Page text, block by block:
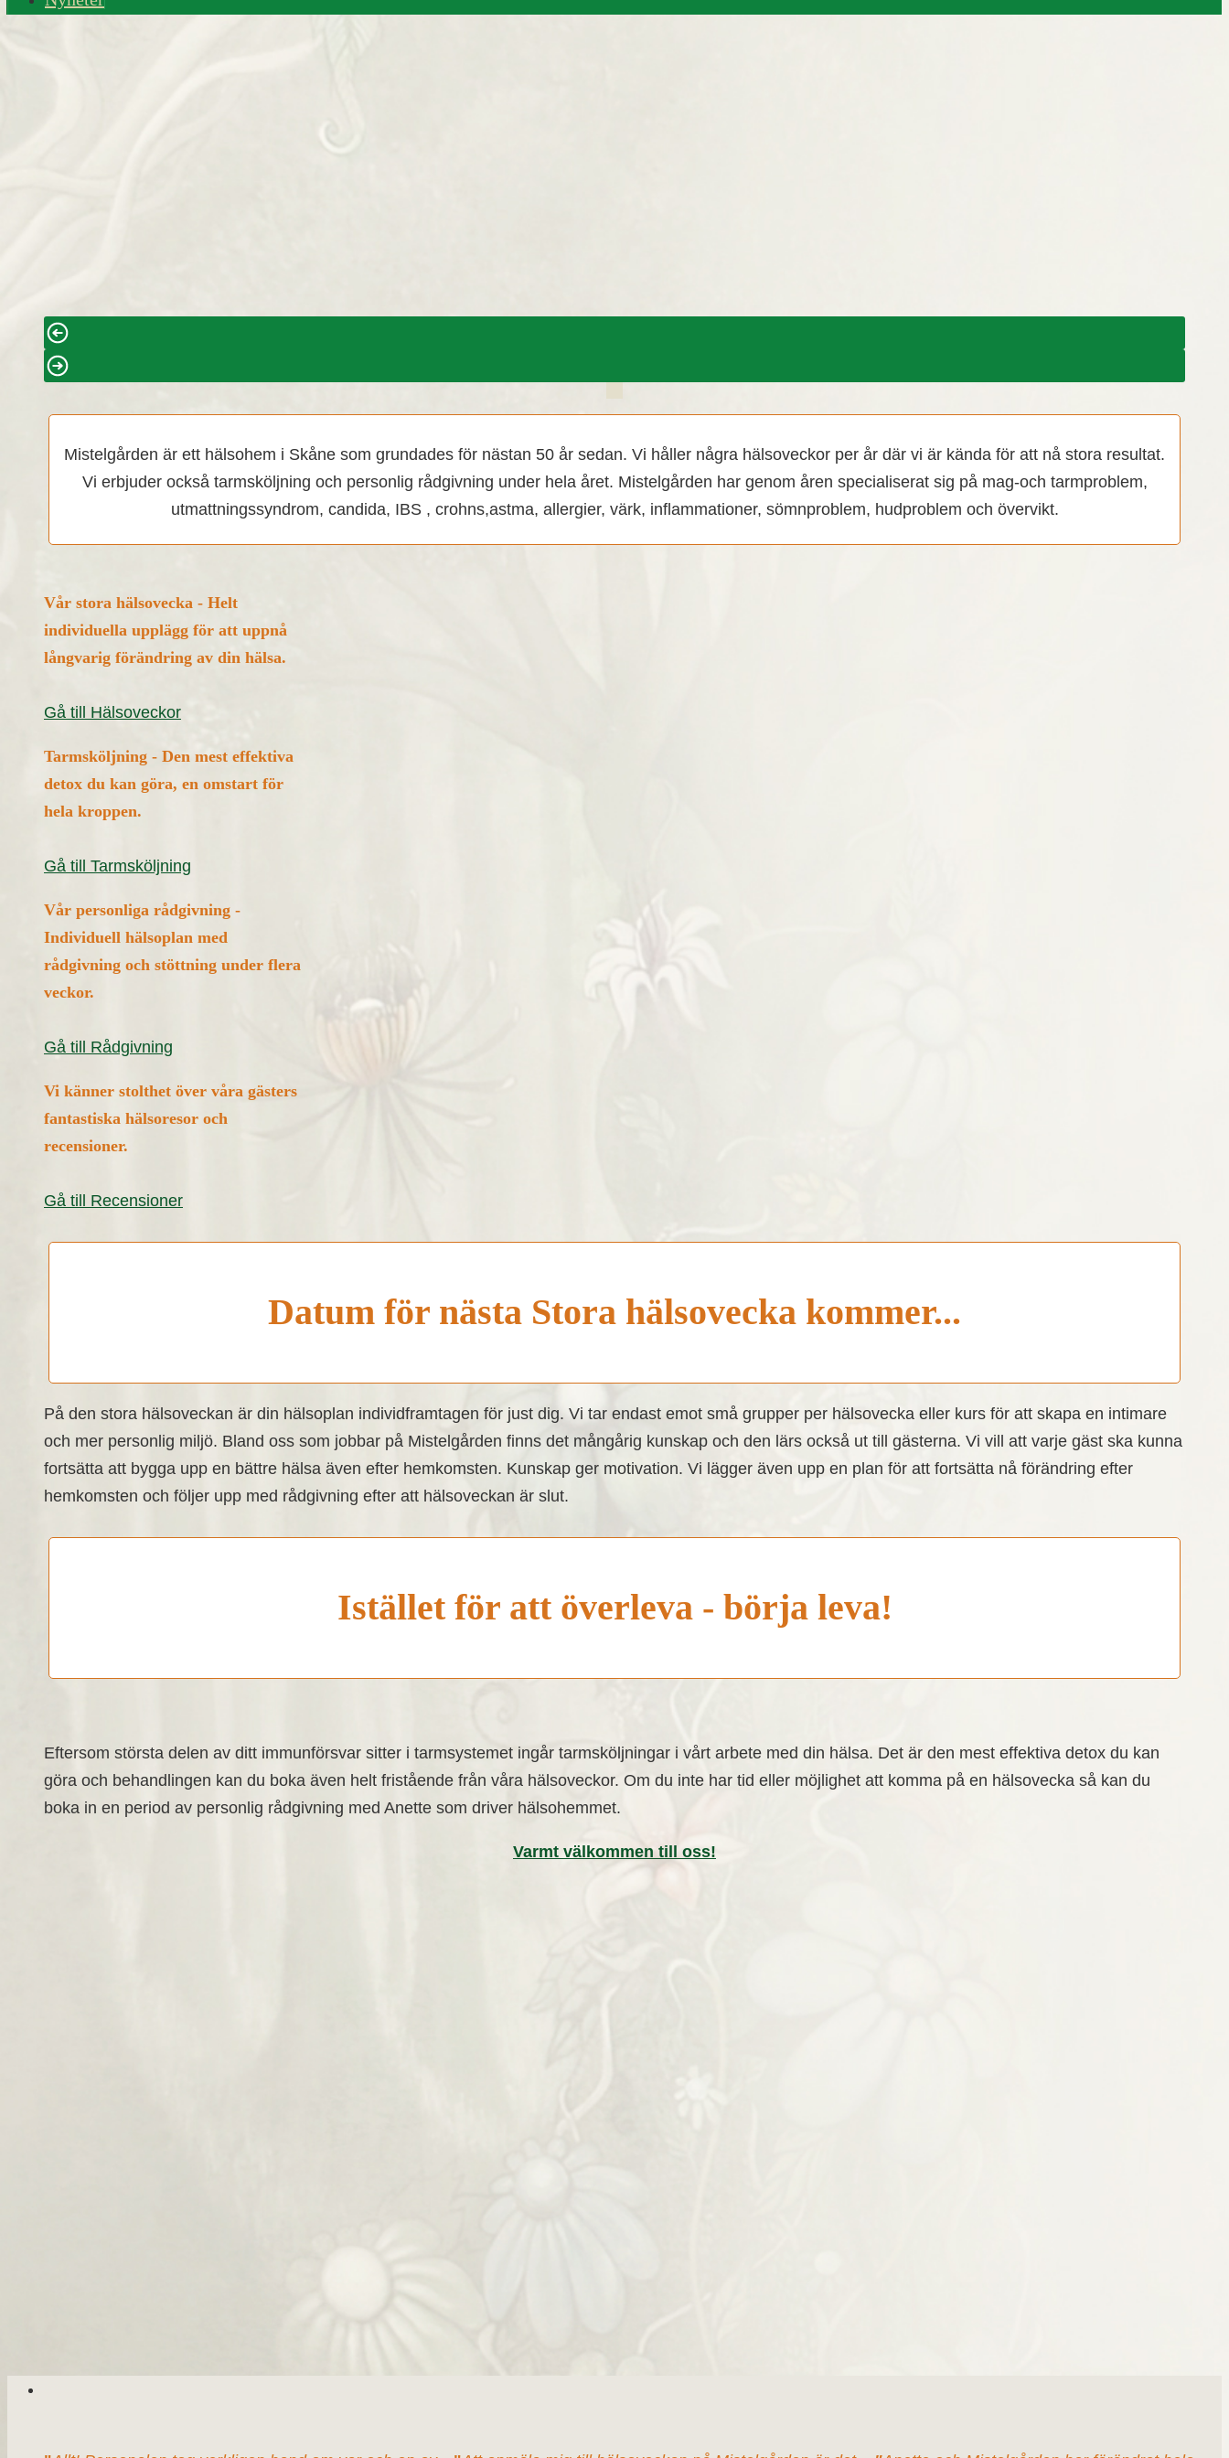
Mistelgården är ett hälsohem i Skåne som grundades för nästan 50 år sedan. Vi håller några hälsoveckor per år där vi är kända för att nå stora resultat.
Vi erbjuder också tarmsköljning och personlig rådgivning under hela året. Mistelgården har genom åren specialiserat sig på mag-och tarmproblem,
utmattningssyndrom, candida, IBS , crohns,astma, allergier, värk, inflammationer, sömnproblem, hudproblem och övervikt.
Vår stora hälsovecka - Helt
individuella upplägg för att uppnå
långvarig förändring av din hälsa.
Gå till Hälsoveckor
Tarmsköljning - Den mest effektiva
detox du kan göra, en omstart för
hela kroppen.
Gå till Tarmsköljning
Vår personliga rådgivning -
Individuell hälsoplan med
rådgivning och stöttning under flera
veckor.
Gå till Rådgivning
Vi känner stolthet över våra gästers
fantastiska hälsoresor och
recensioner.
Gå till Recensioner
Datum för nästa Stora hälsovecka kommer...
På den stora hälsoveckan är din hälsoplan individframtagen för just dig. Vi tar endast emot små grupper per hälsovecka eller kurs för att skapa en intimare
och mer personlig miljö. Bland oss som jobbar på Mistelgården finns det mångårig kunskap och den lärs också ut till gästerna. Vi vill att varje gäst ska kunna
fortsätta att bygga upp en bättre hälsa även efter hemkomsten. Kunskap ger motivation. Vi lägger även upp en plan för att fortsätta nå förändring efter
hemkomsten och följer upp med rådgivning efter att hälsoveckan är slut.
Istället för att överleva - börja leva!
Eftersom största delen av ditt immunförsvar sitter i tarmsystemet ingår tarmsköljningar i vårt arbete med din hälsa. Det är den mest effektiva detox du kan
göra och behandlingen kan du boka även helt fristående från våra hälsoveckor. Om du inte har tid eller möjlighet att komma på en hälsovecka så kan du
boka in en period av personlig rådgivning med Anette som driver hälsohemmet.
Varmt välkommen till oss!
Chokladbar med rostade pistagenötter